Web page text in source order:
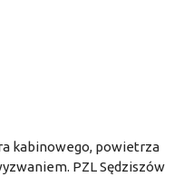
kabinowego, powietrza
PZL Sędziszów